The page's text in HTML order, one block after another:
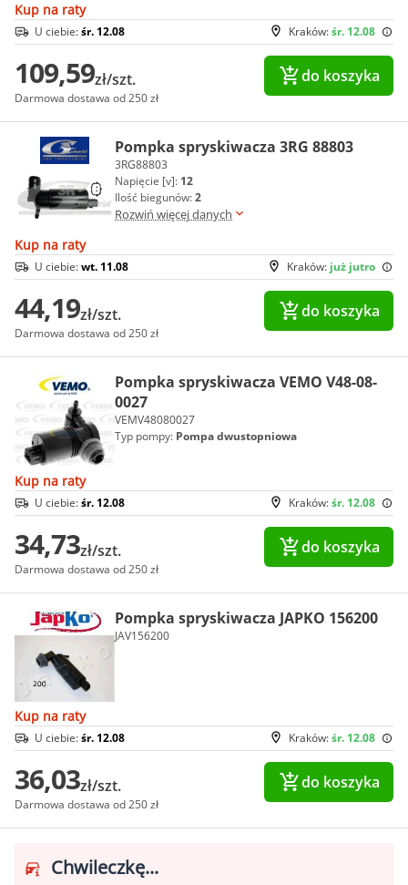
Kup na raty
Kraków:śr. 12.08
U ciebie:śr. 12.08
109,59zł/szt.
Darmowa dostawa od 250 zł
do koszyka
Pompka spryskiwacza 3RG 88803
3RG88803
Napięcie [v]: 12
Ilość biegunów:2
Rozwiń więcej danych
Kup na raty
Kraków: już jutro
U ciebie:wt. 11.08
44,19zł/szt.
Darmowa dostawa od 250 zł
do koszyka
Pompka spryskiwacza VEMO V48-08-
0027
VEMV48080027
Typ pompy: Pompa dwustopniowa
Kup na raty
Kraków:śr. 12.08
U ciebie:śr. 12.08
34,73zł/szt.
Darmowa dostawa od 250 zł
do koszyka
Pompka spryskiwacza JAPKO 156200
JAV156200
Kup na raty
Kraków:śr. 12.08
U ciebie:śr. 12.08
36,03zł/szt.
Darmowa dostawa od 250 zł
do koszyka
Chwileczkę...